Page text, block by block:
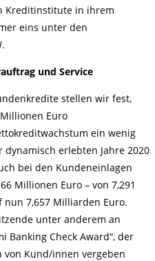
Kreditinstitute in ihrem
eins unter den
und Service
stellen wir fest,
Euro
ein wenig
erlebten Jahre 2020
bei den Kundeneinlagen
Millionen Euro – von 7,291
nun 7,657 Milliarden Euro.
unter anderem an
Banking Check Award“, der
Kund/innen vergeben